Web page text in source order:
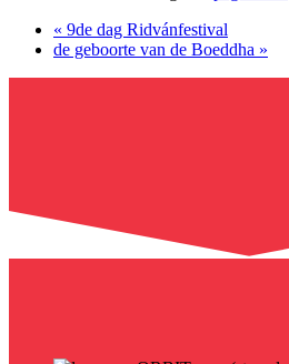
« 9de dag Ridvánfestival
de geboorte van de Boeddha »